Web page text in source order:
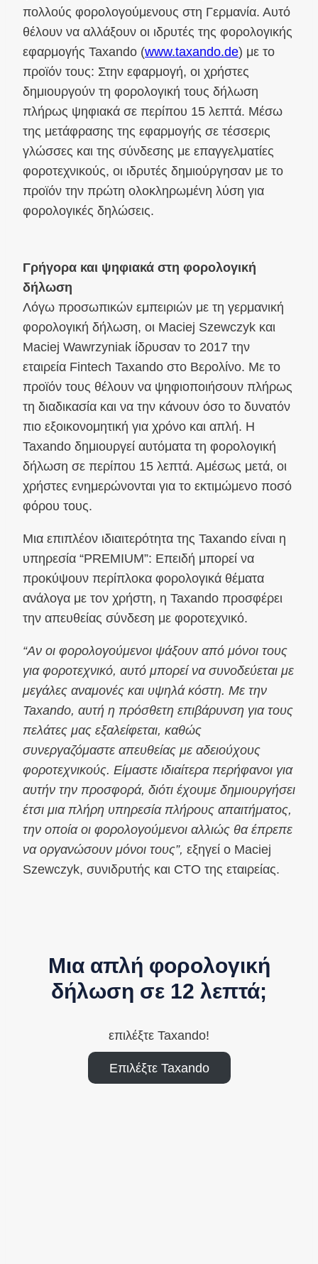
πολλούς φορολογούμενους στη Γερμανία. Αυτό
θέλουν να αλλάξουν οι ιδρυτές της φορολογικής
εφαρμογής Taxando (www.taxando.de) με το
προϊόν τους: Στην εφαρμογή, οι χρήστες
δημιουργούν τη φορολογική τους δήλωση
πλήρως ψηφιακά σε περίπου 15 λεπτά. Μέσω
της μετάφρασης της εφαρμογής σε τέσσερις
γλώσσες και της σύνδεσης με επαγγελματίες
φοροτεχνικούς, οι ιδρυτές δημιούργησαν με το
προϊόν την πρώτη ολοκληρωμένη λύση για
φορολογικές δηλώσεις.
Γρήγορα και ψηφιακά στη φορολογική
δήλωση
Λόγω προσωπικών εμπειριών με τη γερμανική
φορολογική δήλωση, οι Maciej Szewczyk και
Maciej Wawrzyniak ίδρυσαν το 2017 την
εταιρεία Fintech Taxando στο Βερολίνο. Με το
προϊόν τους θέλουν να ψηφιοποιήσουν πλήρως
τη διαδικασία και να την κάνουν όσο το δυνατόν
πιο εξοικονομητική για χρόνο και απλή. Η
Taxando δημιουργεί αυτόματα τη φορολογική
δήλωση σε περίπου 15 λεπτά. Αμέσως μετά, οι
χρήστες ενημερώνονται για το εκτιμώμενο ποσό
φόρου τους.
Μια επιπλέον ιδιαιτερότητα της Taxando είναι η
υπηρεσία “PREMIUM”: Επειδή μπορεί να
προκύψουν περίπλοκα φορολογικά θέματα
ανάλογα με τον χρήστη, η Taxando προσφέρει
την απευθείας σύνδεση με φοροτεχνικό.
“Αν οι φορολογούμενοι ψάξουν από μόνοι τους
για φοροτεχνικό, αυτό μπορεί να συνοδεύεται με
μεγάλες αναμονές και υψηλά κόστη. Με την
Taxando, αυτή η πρόσθετη επιβάρυνση για τους
πελάτες μας εξαλείφεται, καθώς
συνεργαζόμαστε απευθείας με αδειούχους
φοροτεχνικούς. Είμαστε ιδιαίτερα περήφανοι για
αυτήν την προσφορά, διότι έχουμε δημιουργήσει
έτσι μια πλήρη υπηρεσία πλήρους απαιτήματος,
την οποία οι φορολογούμενοι αλλιώς θα έπρεπε
να οργανώσουν μόνοι τους”, εξηγεί ο Maciej
Szewczyk, συνιδρυτής και CTO της εταιρείας.
Μια απλή φορολογική
δήλωση σε 12 λεπτά;
επιλέξτε Taxando!
Επιλέξτε Taxando